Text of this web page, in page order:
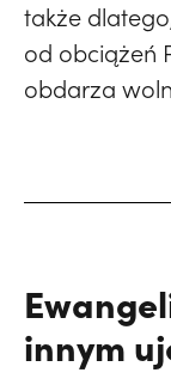
także
od obciążeń
obdarza
innym